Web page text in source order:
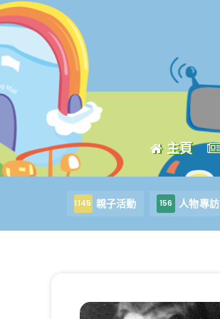
主頁
1145 親子活動 156 人物專訪